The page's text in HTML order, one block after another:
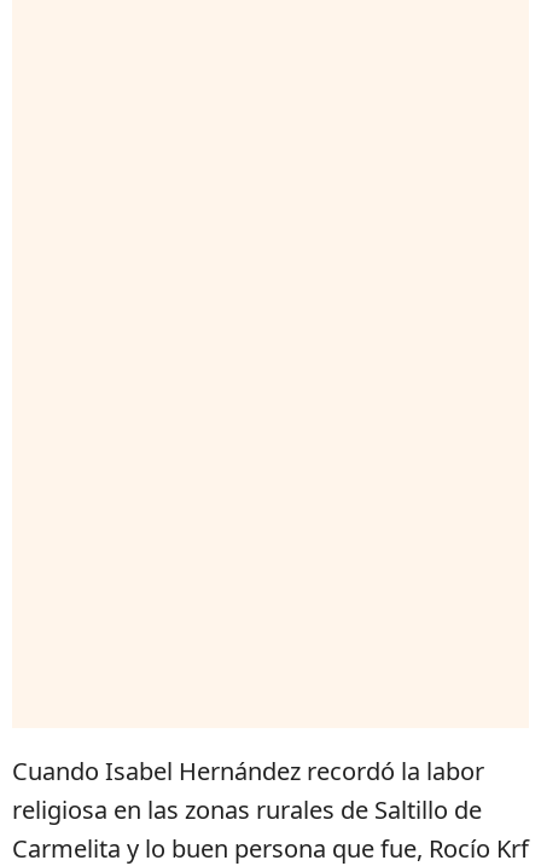
Cuando Isabel Hernández recordó la labor
religiosa en las zonas rurales de Saltillo de
Carmelita y lo buen persona que fue, Rocío Krf